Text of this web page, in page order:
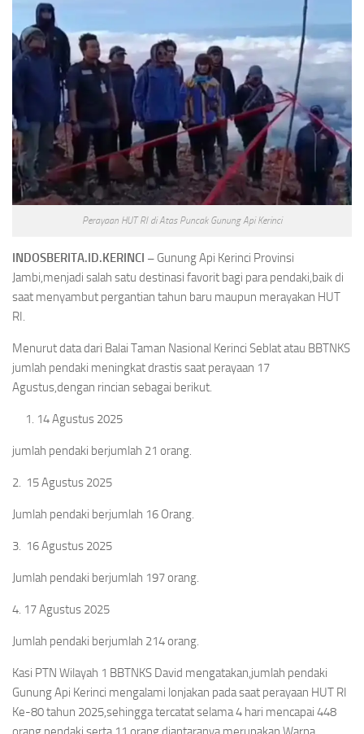
Perayaan HUT RI di Atas Puncak Gunung Api Kerinci
INDOSBERITA.ID.KERINCI – Gunung Api Kerinci Provinsi
Jambi,menjadi salah satu destinasi favorit bagi para pendaki,baik di
saat menyambut pergantian tahun baru maupun merayakan HUT
RI.
Menurut data dari Balai Taman Nasional Kerinci Seblat atau BBTNKS
jumlah pendaki meningkat drastis saat perayaan 17
Agustus,dengan rincian sebagai berikut.
14 Agustus 2025
jumlah pendaki berjumlah 21 orang.
2. 15 Agustus 2025
Jumlah pendaki berjumlah 16 Orang.
3. 16 Agustus 2025
Jumlah pendaki berjumlah 197 orang.
4. 17 Agustus 2025
Jumlah pendaki berjumlah 214 orang.
Kasi PTN Wilayah 1 BBTNKS David mengatakan,jumlah pendaki
Gunung Api Kerinci mengalami lonjakan pada saat perayaan HUT RI
Ke-80 tahun 2025,sehingga tercatat selama 4 hari mencapai 448